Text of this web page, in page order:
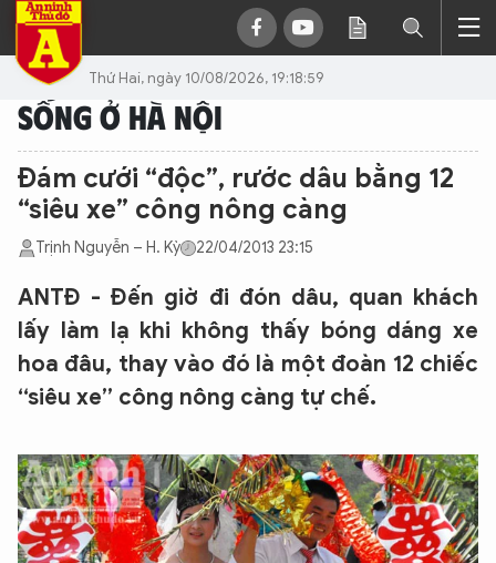
Thứ Hai, ngày 10/08/2026, 19:18:59
SỐNG Ở HÀ NỘI
Đám cưới “độc”, rước dâu bằng 12
“siêu xe” công nông càng
Trịnh Nguyễn – H. Kỳ 22/04/2013 23:15
ANTĐ - Đến giờ đi đón dâu, quan khách
lấy làm lạ khi không thấy bóng dáng xe
hoa đâu, thay vào đó là một đoàn 12 chiếc
“siêu xe” công nông càng tự chế.